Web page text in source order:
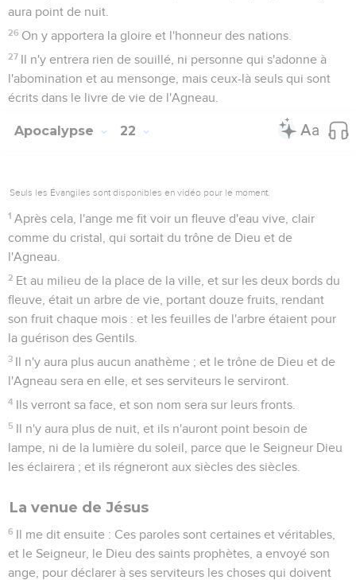
aura point de nuit.
26 On y apportera la gloire et l'honneur des nations.
27 Il n'y entrera rien de souillé, ni personne qui s'adonne à
l'abomination et au mensonge, mais ceux-là seuls qui sont
écrits dans le livre de vie de l'Agneau.
Apocalypse 22
Seuls les Évangiles sont disponibles en vidéo pour le moment.
1 Après cela, l'ange me fit voir un fleuve d'eau vive, clair
comme du cristal, qui sortait du trône de Dieu et de
l'Agneau.
2 Et au milieu de la place de la ville, et sur les deux bords du
fleuve, était un arbre de vie, portant douze fruits, rendant
son fruit chaque mois : et les feuilles de l'arbre étaient pour
la guérison des Gentils.
3 Il n'y aura plus aucun anathème ; et le trône de Dieu et de
l'Agneau sera en elle, et ses serviteurs le serviront.
4 Ils verront sa face, et son nom sera sur leurs fronts.
5 Il n'y aura plus de nuit, et ils n'auront point besoin de
lampe, ni de la lumière du soleil, parce que le Seigneur Dieu
les éclairera ; et ils régneront aux siècles des siècles.
La venue de Jésus
6 Il me dit ensuite : Ces paroles sont certaines et véritables,
et le Seigneur, le Dieu des saints prophètes, a envoyé son
ange, pour déclarer à ses serviteurs les choses qui doivent